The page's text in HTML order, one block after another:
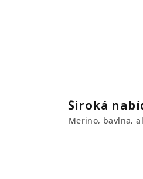
Široká
Merino, bavlna,